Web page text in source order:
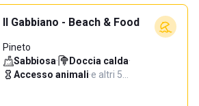
Il Gabbiano - Beach & Food
Pineto
Sabbiosa· Doccia calda·
Accesso animali·e altri 5…